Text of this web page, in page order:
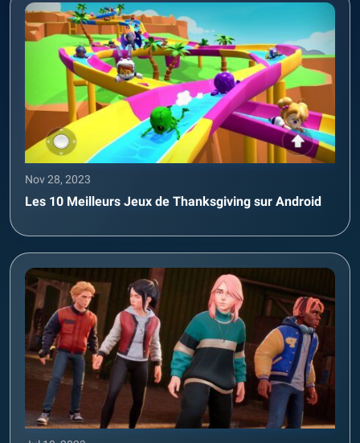
Nov 28, 2023
Les 10 Meilleurs Jeux de Thanksgiving sur Android